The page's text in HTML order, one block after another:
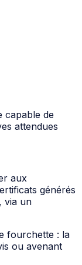
capable de
attendues
aux
générés
via un
fourchette : la
ou avenant